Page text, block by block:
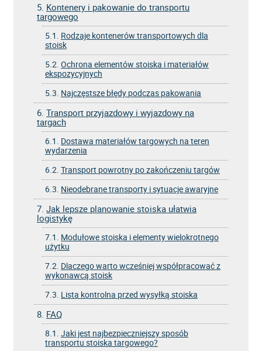
5. Kontenery i pakowanie do transportu
targowego
5.1. Rodzaje kontenerów transportowych dla
stoisk
5.2. Ochrona elementów stoiska i materiałów
ekspozycyjnych
5.3. Najczęstsze błędy podczas pakowania
6. Transport przyjazdowy i wyjazdowy na
targach
6.1. Dostawa materiałów targowych na teren
wydarzenia
6.2. Transport powrotny po zakończeniu targów
6.3. Nieodebrane transporty i sytuacje awaryjne
7. Jak lepsze planowanie stoiska ułatwia
logistykę
7.1. Modułowe stoiska i elementy wielokrotnego
użytku
7.2. Dlaczego warto wcześniej współpracować z
wykonawcą stoisk
7.3. Lista kontrolna przed wysyłką stoiska
8. FAQ
8.1. Jaki jest najbezpieczniejszy sposób
transportu stoiska targowego?